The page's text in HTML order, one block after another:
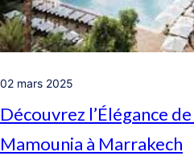
02 mars 2025
Découvrez l’Élégance
Mamounia à Marrakech